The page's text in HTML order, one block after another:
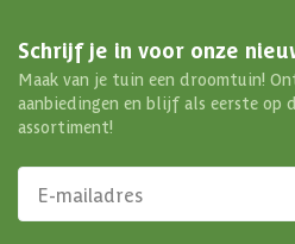
Schrijf je in voor onze
Maak van je tuin een droomtuin!
aanbiedingen en blijf als eerste op
assortiment!